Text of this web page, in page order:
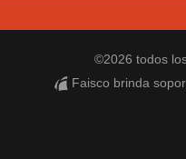
©2026 todos
Faisco brinda